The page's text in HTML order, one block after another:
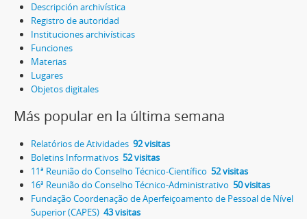
Descripción archivística
Registro de autoridad
Instituciones archivísticas
Funciones
Materias
Lugares
Objetos digitales
Más popular en la última semana
Relatórios de Atividades 92 visitas
Boletins Informativos 52 visitas
11ª Reunião do Conselho Técnico-Científico 52 visitas
16ª Reunião do Conselho Técnico-Administrativo 50 visitas
Fundação Coordenação de Aperfeiçoamento de Pessoal de Nível
Superior (CAPES) 43 visitas